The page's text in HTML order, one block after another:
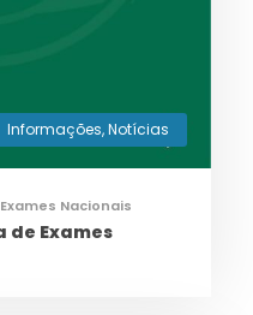
Informações,Notícias
Exames Nacionais
Exames